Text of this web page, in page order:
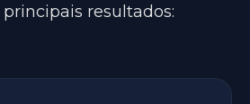
resultados: